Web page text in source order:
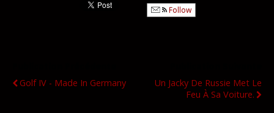
Follow
Golf IV - Made In Germany
Un Jacky De Russie Met Le
Feu À Sa Voiture.